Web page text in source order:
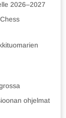
2026–2027
ohjelmat